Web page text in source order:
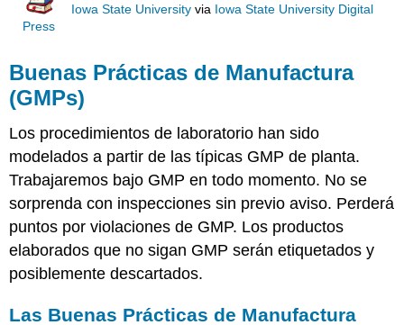
Iowa State University via Iowa State University Digital
Press
Buenas Prácticas de Manufactura
(GMPs)
Los procedimientos de laboratorio han sido
modelados a partir de las típicas GMP de planta.
Trabajaremos bajo GMP en todo momento. No se
sorprenda con inspecciones sin previo aviso. Perderá
puntos por violaciones de GMP. Los productos
elaborados que no sigan GMP serán etiquetados y
posiblemente descartados.
Las Buenas Prácticas de Manufactura